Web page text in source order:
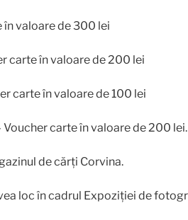
valoare de 300 lei
în valoare de 200 lei
carte în valoare de 100 lei
carte în valoare de 200 lei.
de cărți Corvina.
loc în cadrul Expoziției de